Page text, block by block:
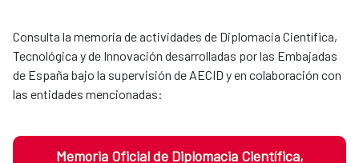
Consulta la memoria de actividades de Diplomacia Científica,
Tecnológica y de Innovación desarrolladas por las Embajadas
de España bajo la supervisión de AECID y en colaboración con
las entidades mencionadas:
Memoria Oficial de Diplomacia Científica,